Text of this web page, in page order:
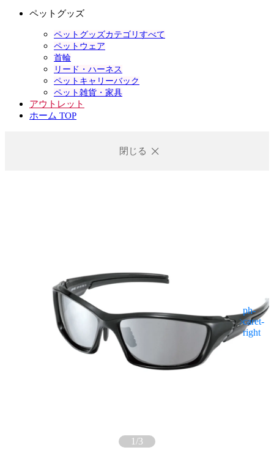
ペットグッズ
ペットグッズカテゴリすべて
ペットウェア
首輪
リード・ハーネス
ペットキャリーバック
ペット雑貨・家具
アウトレット
ホーム TOP
閉じる
1/3